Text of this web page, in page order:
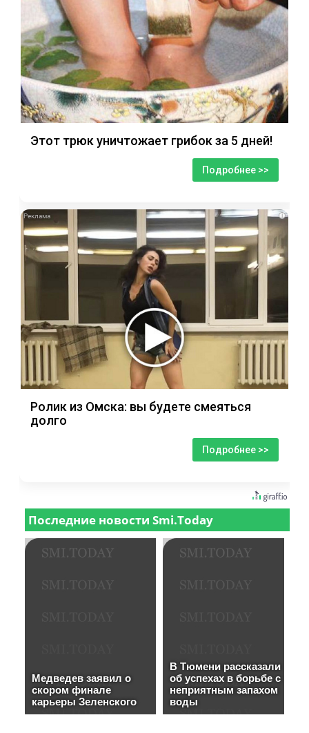
Этот трюк уничтожает грибок за 5 дней!
Подробнее >>
i
Ролик из Омска: вы будете смеяться
долго
Подробнее >>